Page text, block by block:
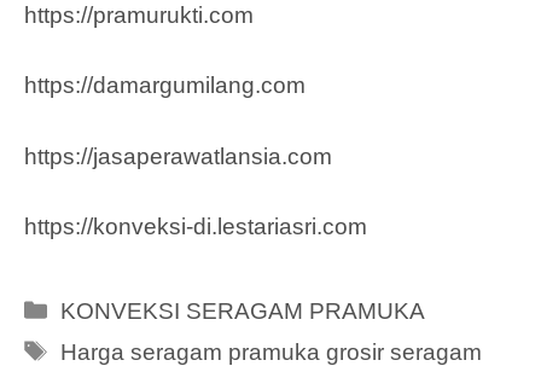
https://pramurukti.com
https://damargumilang.com
https://jasaperawatlansia.com
https://konveksi-di.lestariasri.com
Categories
KONVEKSI SERAGAM PRAMUKA
Tags
Harga seragam pramuka grosir seragam